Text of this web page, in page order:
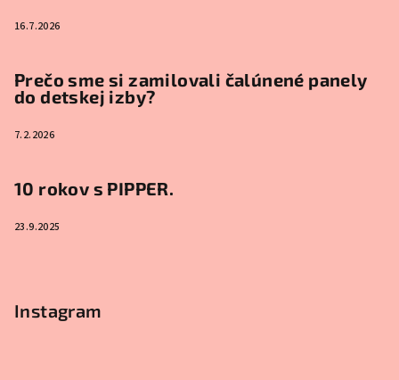
16.7.2026
Prečo sme si zamilovali čalúnené panely
do detskej izby?
7.2.2026
10 rokov s PIPPER.
23.9.2025
Instagram